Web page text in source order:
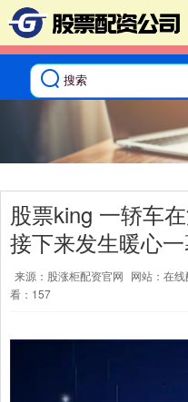
股票king 一轿车
接下来发生暖心
来源：股涨柜配资官网 网站：在
看：157